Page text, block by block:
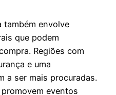
também envolve
que podem
Regiões com
e uma
a ser mais procuradas.
eventos